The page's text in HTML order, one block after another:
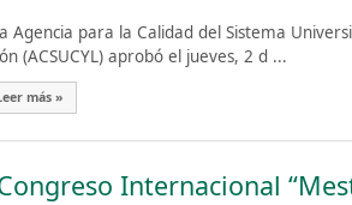
Agencia para la Calidad del Sistema
(ACSUCYL) aprobó el jueves, 2 d ...
más »
Internacional